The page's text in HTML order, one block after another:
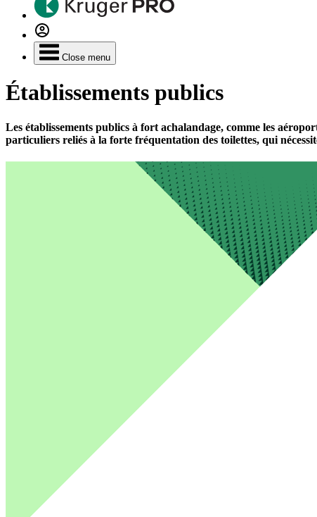
Close menu
Établissements publics
Les établissements publics à fort achalandage, comme les
particuliers reliés à la forte fréquentation des toilettes, qui